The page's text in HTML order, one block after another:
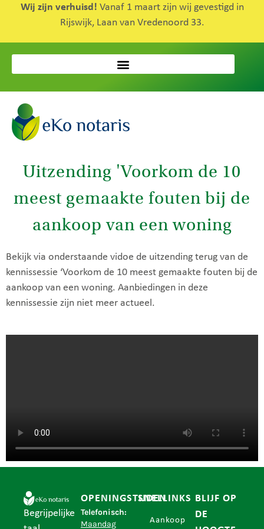
Wij zijn verhuisd! Vanaf 1 maart zijn wij gevestigd in
Rijswijk, Laan van Vredenoord 33.
Uitzending 'Voorkom de 10
meest gemaakte fouten bij de
aankoop van een woning
Bekijk via onderstaande vidoe de uitzending terug van de
kennissessie ‘Voorkom de 10 meest gemaakte fouten bij de
aankoop van een woning. Aanbiedingen in deze
kennissessie zijn niet meer actueel.
Begrijpelijke
OPENINGSTIJDEN
Telefonisch:
Maandag
SNELLINKS
Aankoop
BLIJF OP
DE